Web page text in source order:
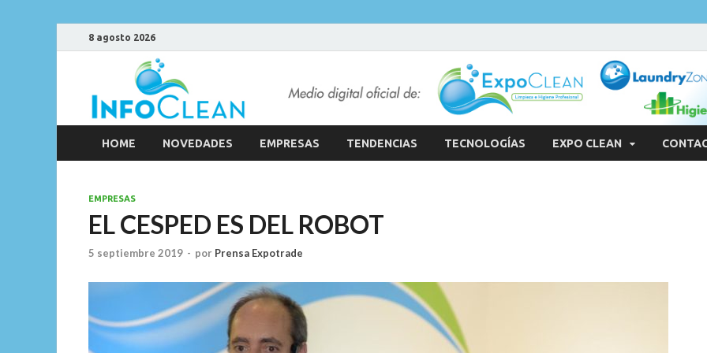
8 agosto 2026
HOME NOVEDADES EMPRESAS TENDENCIAS TECNOLOGÍAS EXPO CLEAN
EMPRESAS
EL CESPED ES DEL ROBOT
5 septiembre 2019 - por Prensa Expotrade